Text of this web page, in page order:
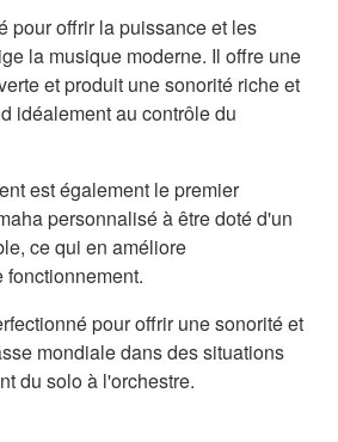
pour offrir la puissance et les
la musique moderne. Il offre une
et produit une sonorité riche et
idéalement au contrôle du
est également le premier
personnalisé à être doté d'un
ce qui en améliore
pour offrir une sonorité et
mondiale dans des situations
du solo à l'orchestre.